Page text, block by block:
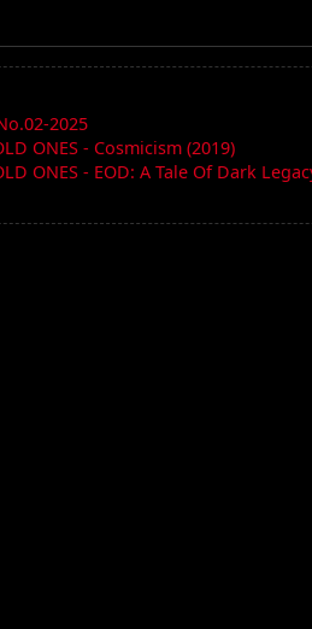
2025
ONES - Cosmicism (2019)
ONES - EOD: A Tale Of Dark